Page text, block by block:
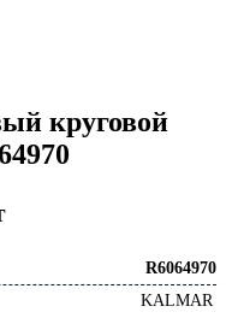
круговой
R6064970
KALMAR